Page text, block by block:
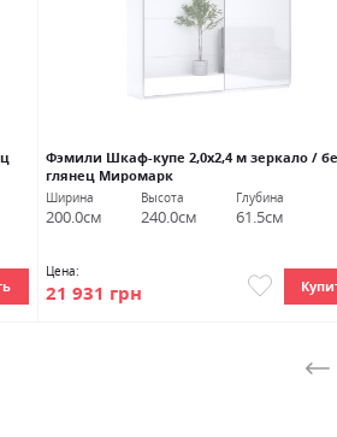
Фэмили Шкаф-купе 2,0х2,4 м зеркало /
глянец Миромарк
Ширина
200.0см
Высота
240.0см
Глубина
61.5см
Цена:
21 931 грн